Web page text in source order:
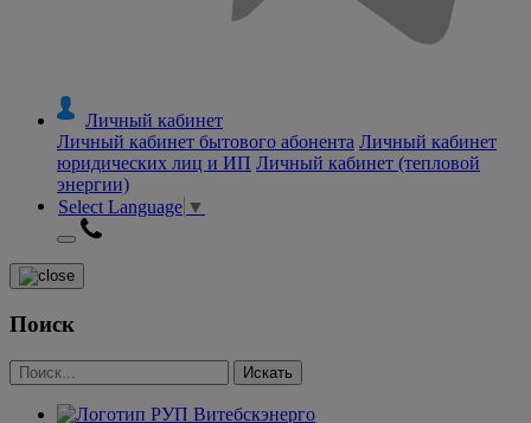
Личный кабинет
Личный кабинет бытового абонента Личный кабинет
юридических лиц и ИП Личный кабинет (тепловой
энергии)
Select Language ▼
Поиск